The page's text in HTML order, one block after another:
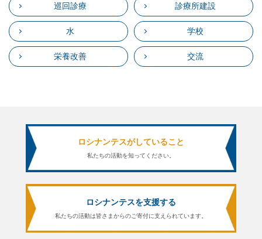
巡回診療 診療所建設
水 学校
栄養改善 交流
ロシナンテスがしていること
私たちの活動を知ってください。
ロシナンテスを支援する
私たちの活動は皆さまからのご寄付に支えられています。